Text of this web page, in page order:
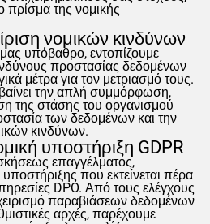
πρίσμα της νομικής
νομικών κινδύνων
υπόβαθρο, εντοπίζουμε
προστασίας δεδομένων
μέτρα για τον μετριασμό τους.
την απλή συμμόρφωση,
της στάσης του οργανισμού
των δεδομένων και την
κινδύνων.
υποστήριξη GDPR
επαγγέλματος,
που εκτείνεται πέρα
DPO. Από τους ελέγχους
παραβιάσεων δεδομένων
αρχές, παρέχουμε